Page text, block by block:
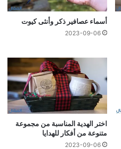
أسماء عصافير ذكر وأنثى كيوت
2023-09-06
اختر الهدية المناسبة من مجموعة
متنوعة من أفكار للهدايا
2023-09-06